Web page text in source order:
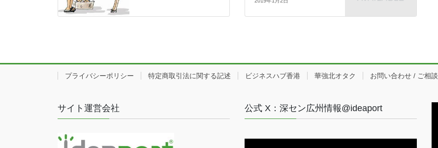
プライバシーポリシー 特定商取引法に関する記述 ビジネスハブ香港 華強北オタク お問い合わせ / ご相談
サイト運営会社 公式 X：深セン広州情報@ideaport